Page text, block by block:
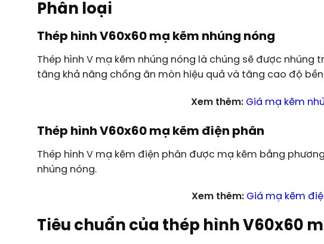
Phân loại
Thép hình V60x60 mạ kẽm nhúng nóng
Thép hình V mạ kẽm nhúng nóng là chúng sẽ được
tăng khả năng chống ăn mòn hiệu quả và tăng cao độ
Xem thêm: Giá mạ kẽm
Thép hình V60x60 mạ kẽm điện phân
Thép hình V mạ kẽm điện phân được mạ kẽm bằng
nhúng nóng.
Xem thêm: Giá mạ kẽm
Tiêu chuẩn của thép hình V60x60